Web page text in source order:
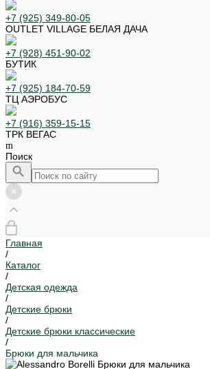
+7 (925) 349-80-05
OUTLET VILLAGE БЕЛАЯ ДАЧА
+7 (928) 451-90-02
БУТИК
+7 (925) 184-70-59
ТЦ АЭРОБУС
+7 (916) 359-15-15
ТРК ВЕГАС
Поиск
Главная
/
Каталог
/
Детская одежда
/
Детские брюки
/
Детские брюки классические
/
Брюки для мальчика